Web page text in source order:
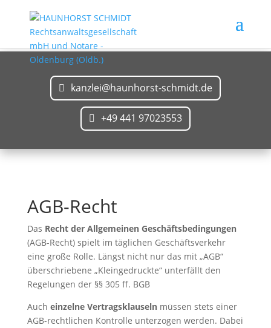
kanzlei@haunhorst-schmidt.de
+49 441 97023553
AGB-Recht
Das Recht der Allgemeinen Geschäftsbedingungen
(AGB-Recht) spielt im täglichen Geschäftsverkehr
eine große Rolle. Längst nicht nur das mit „AGB“
überschriebene „Kleingedruckte“ unterfällt den
Regelungen der §§ 305 ff. BGB
Auch einzelne Vertragsklauselnmüssen stets einer
AGB-rechtlichen Kontrolle unterzogen werden. Dabei